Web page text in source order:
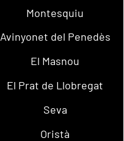
Montesquiu
Avinyonet del Penedès
El Masnou
El Prat de Llobregat
Seva
Oristà